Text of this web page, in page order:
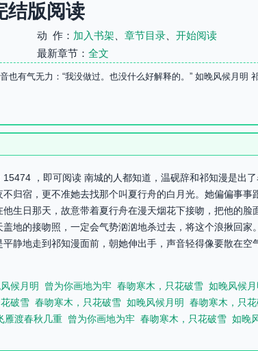
结版阅读
动 作： 加入书架 章节目录
开始阅读
最新章节： 全文
也有气无力：“我没做过。也没什么好解释的。” 如晚风候月明
，即可阅读 南城的人都知道，温砚辞和祁知漫是出
归宿，更不准她去找那个叫夏行舟的白月光。她偏偏事事
生日那天，故意带着夏行舟在漫天烟花下接吻，把他的脸
地的接吻照，一定会气势汹汹地杀过去，将这个浪揪回家
静地走到祁知漫面前，朝她伸出手，声音轻得像要散在空
候月明 曾为你画地为牢 春吻寒木，只花破雪 如晚风候月
破雪 春吻寒木，只花破雪 如晚风候月明 春吻寒木，只
雁渡春秋几重 曾为你画地为牢 春吻寒木，只花破雪 如晚